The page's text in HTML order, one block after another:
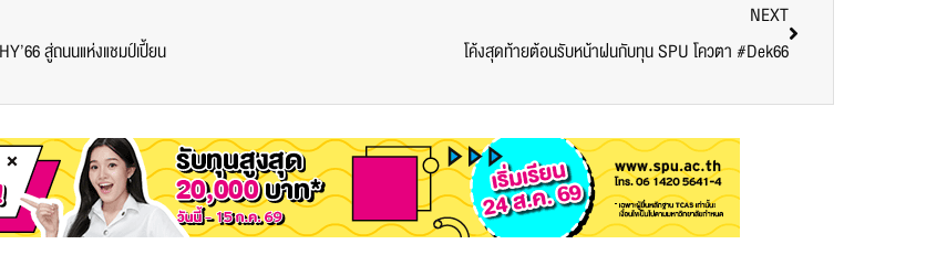
สู่ถนนแห่งแชมป์เปี้ยน
NEXT
โค้งสุดท้ายต้อนรับหน้าฝนกับทุน SPU โควตา #Dek66